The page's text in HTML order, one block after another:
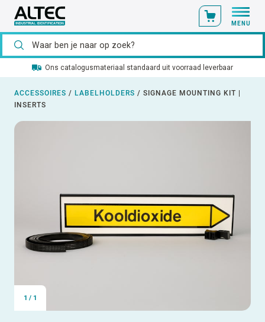
MENU
Ons catalogusmateriaal standaard uit voorraad leverbaar
ACCESSOIRES / LABELHOLDERS / SIGNAGE MOUNTING KIT |
INSERTS
1 / 1